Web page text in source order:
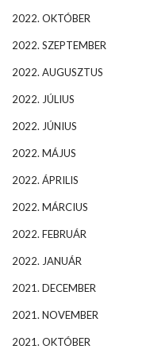
2022. OKTÓBER
2022. SZEPTEMBER
2022. AUGUSZTUS
2022. JÚLIUS
2022. JÚNIUS
2022. MÁJUS
2022. ÁPRILIS
2022. MÁRCIUS
2022. FEBRUÁR
2022. JANUÁR
2021. DECEMBER
2021. NOVEMBER
2021. OKTÓBER